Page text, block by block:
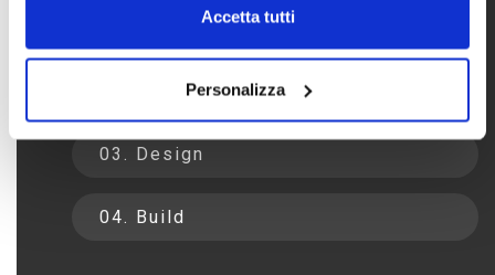
Accetta tutti
Personalizza
auctor magna pellentesque.
02. Concept
03. Design
04. Build